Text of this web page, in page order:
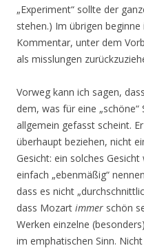
„Experiment“ sollte der
stehen.) Im übrigen
Kommentar, unter dem
als misslungen
Vorweg kann ich sagen,
dem, was für eine
allgemein gefasst scheint.
überhaupt beziehen, nicht
Gesicht: ein solches
einfach „ebenmäßig“
dass es nicht
dass Mozart immer schön
Werken einzelne
im emphatischen Sinn. Nicht